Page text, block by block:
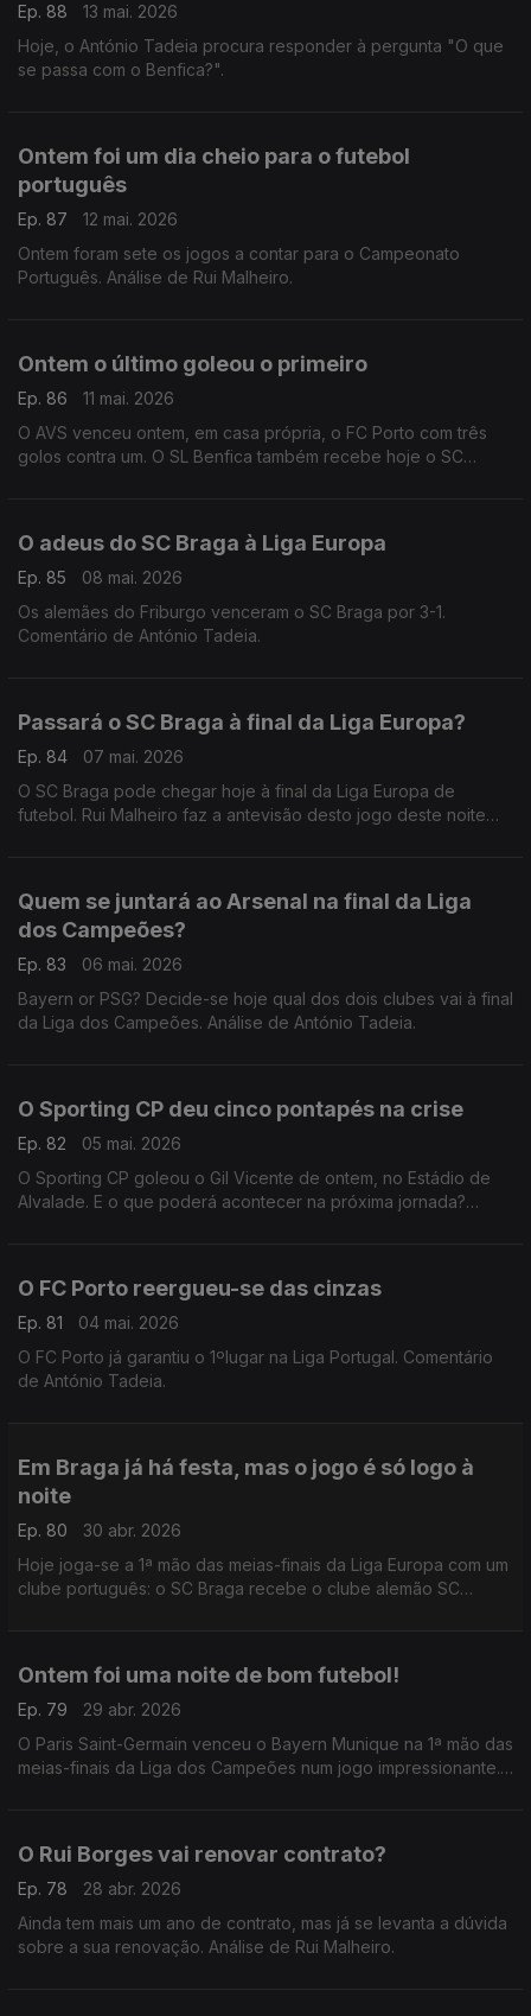
Ep. 88
13 mai. 2026
Hoje, o António Tadeia procura responder à pergunta "O que
se passa com o Benfica?".
Ontem foi um dia cheio para o futebol
português
Ep. 87
12 mai. 2026
Ontem foram sete os jogos a contar para o Campeonato
Português. Análise de Rui Malheiro.
Ontem o último goleou o primeiro
Ep. 86
11 mai. 2026
O AVS venceu ontem, em casa própria, o FC Porto com três
golos contra um. O SL Benfica também recebe hoje o SC
O adeus do SC Braga à Liga Europa
Ep. 85
08 mai. 2026
Os alemães do Friburgo venceram o SC Braga por 3-1.
Comentário de António Tadeia.
Passará o SC Braga à final da Liga Europa?
Ep. 84
07 mai. 2026
O SC Braga pode chegar hoje à final da Liga Europa de
futebol. Rui Malheiro faz a antevisão desto jogo deste noite
Quem se juntará ao Arsenal na final da Liga
dos Campeões?
Ep. 83
06 mai. 2026
Bayern or PSG? Decide-se hoje qual dos dois clubes vai à final
da Liga dos Campeões. Análise de António Tadeia.
O Sporting CP deu cinco pontapés na crise
Ep. 82
05 mai. 2026
O Sporting CP goleou o Gil Vicente de ontem, no Estádio de
Alvalade. E o que poderá acontecer na próxima jornada?
O FC Porto reergueu-se das cinzas
Ep. 81
04 mai. 2026
O FC Porto já garantiu o 1ºlugar na Liga Portugal. Comentário
de António Tadeia.
Em Braga já há festa, mas o jogo é só logo à
noite
Ep. 80
30 abr. 2026
Hoje joga-se a 1ª mão das meias-finais da Liga Europa com um
clube português: o SC Braga recebe o clube alemão SC
Ontem foi uma noite de bom futebol!
Ep. 79
29 abr. 2026
O Paris Saint-Germain venceu o Bayern Munique na 1ª mão das
meias-finais da Liga dos Campeões num jogo impressionante.
O Rui Borges vai renovar contrato?
Ep. 78
28 abr. 2026
Ainda tem mais um ano de contrato, mas já se levanta a dúvida
sobre a sua renovação. Análise de Rui Malheiro.